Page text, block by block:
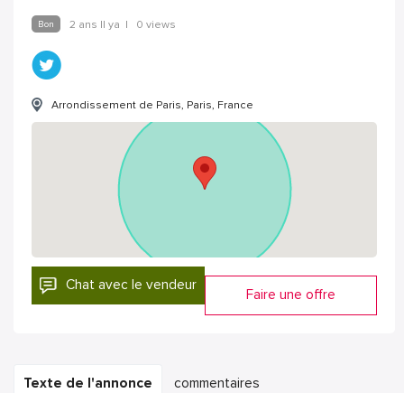
Bon 2 ans Il ya | 0 views
Arrondissement de Paris, Paris, France
Chat avec le vendeur
Faire une offre
Texte de l'annonce commentaires